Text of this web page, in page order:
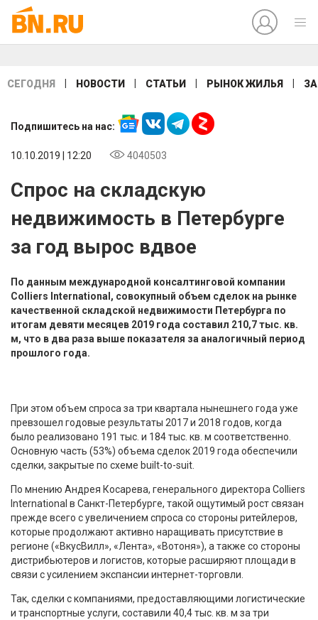
СЕГОДНЯ НОВОСТИ СТАТЬИ РЫНОК ЖИЛЬЯ
Подпишитесь на нас:
10.10.2019 | 12:20 4040503
Спрос на складскую
недвижимость в Петербурге
за год вырос вдвое
По данным международной консалтинговой компании
Colliers International, совокупный объем сделок на рынке
качественной складской недвижимости Петербурга по
итогам девяти месяцев 2019 года составил 210,7 тыс. кв.
м, что в два раза выше показателя за аналогичный период
прошлого года.
При этом объем спроса за три квартала нынешнего года уже
превзошел годовые результаты 2017 и 2018 годов, когда
было реализовано 191 тыс. и 184 тыс. кв. м соответственно.
Основную часть (53%) объема сделок 2019 года обеспечили
сделки, закрытые по схеме built-to-suit.
По мнению Андрея Косарева, генерального директора Colliers
International в Санкт-Петербурге, такой ощутимый рост связан
прежде всего с увеличением спроса со стороны ритейлеров,
которые продолжают активно наращивать присутствие в
регионе («ВкусВилл», «Лента», «Вотоня»), а также со стороны
дистрибьютеров и логистов, которые расширяют площади в
связи с усилением экспансии интернет-торговли.
Так, сделки с компаниями, предоставляющими логистические
и транспортные услуги, составили 40,4 тыс. кв. м за три